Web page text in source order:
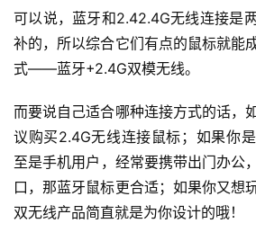
每
日
好
诗
可以说，蓝牙和2.42.4G无线连接是
补的，所以综合它们有点的鼠标就能
式——蓝牙+2.4G双模无线。
而要说自己适合哪种连接方式的话，
议购买2.4G无线连接鼠标；如果你
至是手机用户，经常要携带出门办公
口，那蓝牙鼠标更合适；如果你又想
双无线产品简直就是为你设计的哦！